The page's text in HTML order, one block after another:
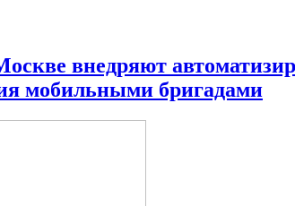
внедряют
мобильными бригадами